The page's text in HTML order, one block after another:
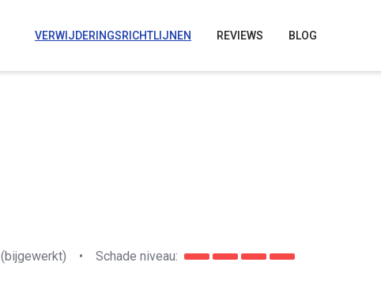
VERWIJDERINGSRICHTLIJNEN REVIEWS BLOG
(bijgewerkt) • Schade niveau: